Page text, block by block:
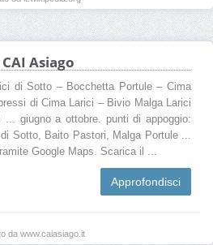
Asiago
di Sotto – Bocchetta Portule – Cima
di Cima Larici – Bivio Malga Larici
giugno a ottobre. punti di appoggio:
Sotto, Baito Pastori, Malga Portule ...
Google Maps. Scarica il ...
Approfondisci
da www.caiasiago.it